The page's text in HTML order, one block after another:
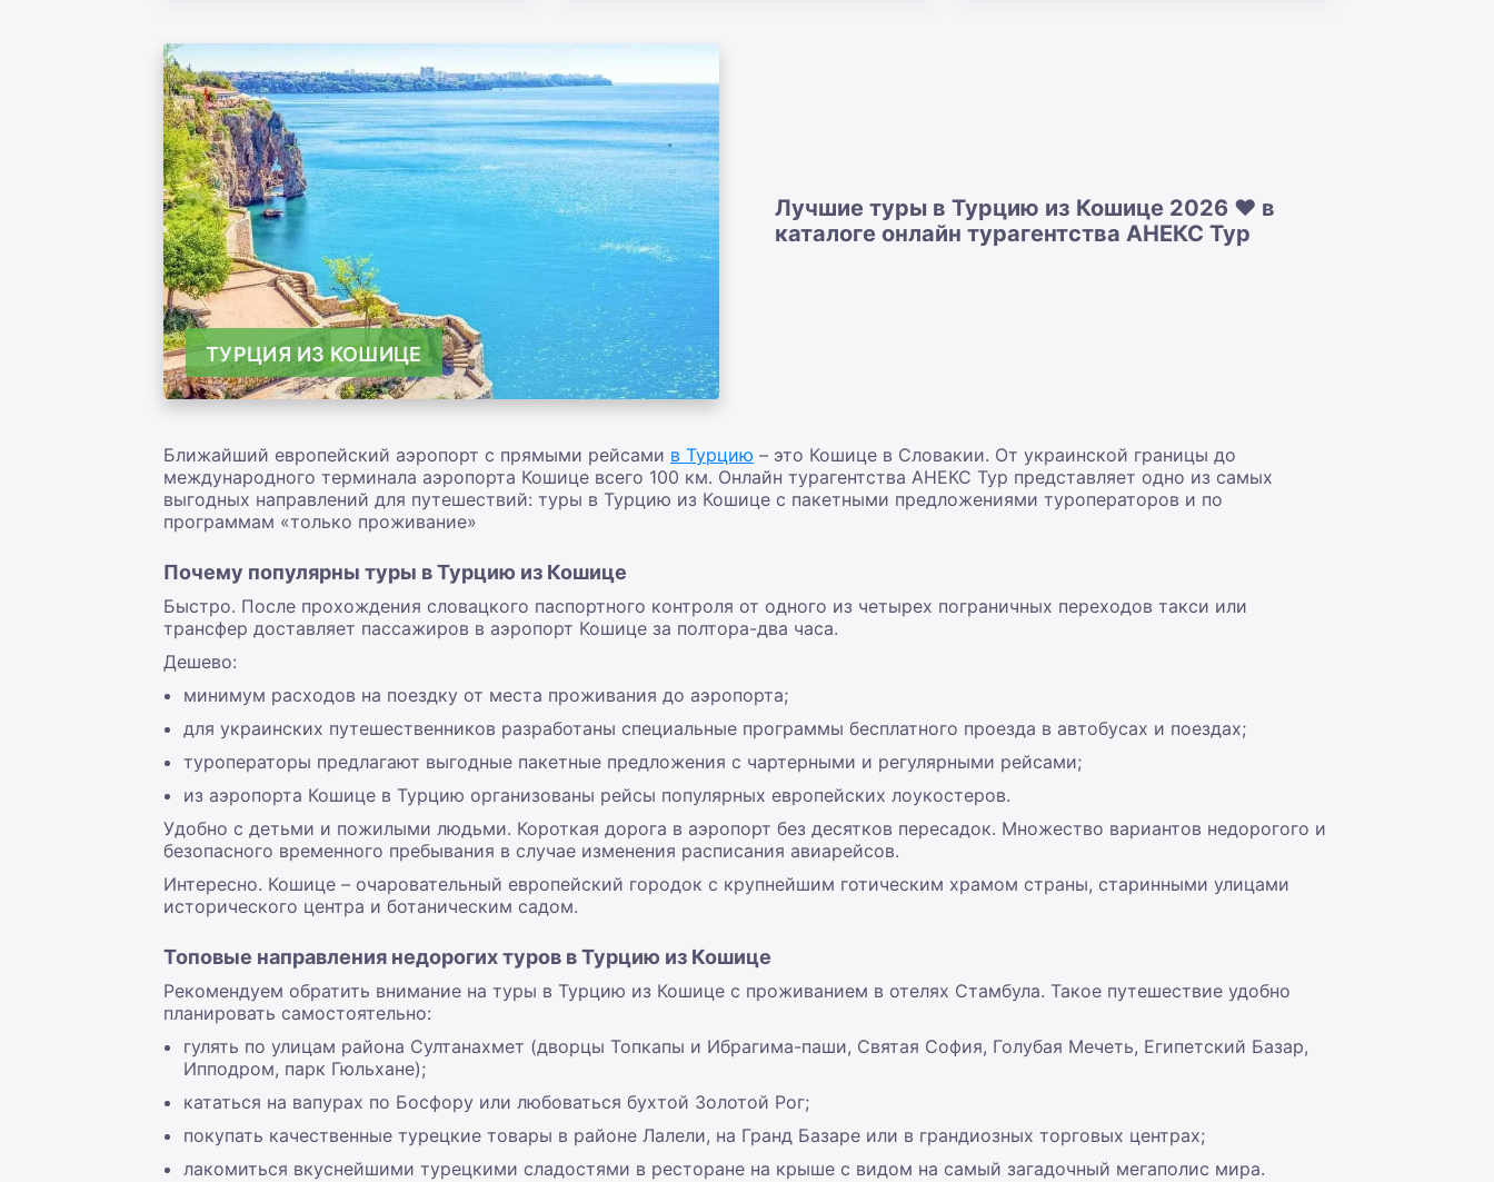
ТУРЦИЯ ИЗ КОШИЦЕ
Лучшие туры в Турцию из Кошице 2026 ❤️ в
каталоге онлайн турагентства АНЕКС Тур
Ближайший европейский аэропорт с прямыми рейсами в Турцию – это Кошице в Словакии. От украинской границы до
международного терминала аэропорта Кошице всего 100 км. Онлайн турагентства АНЕКС Тур представляет одно из самых
выгодных направлений для путешествий: туры в Турцию из Кошице с пакетными предложениями туроператоров и по
программам «только проживание»
Почему популярны туры в Турцию из Кошице
Быстро. После прохождения словацкого паспортного контроля от одного из четырех пограничных переходов такси или
трансфер доставляет пассажиров в аэропорт Кошице за полтора-два часа.
Дешево:
минимум расходов на поездку от места проживания до аэропорта;
для украинских путешественников разработаны специальные программы бесплатного проезда в автобусах и поездах;
туроператоры предлагают выгодные пакетные предложения с чартерными и регулярными рейсами;
из аэропорта Кошице в Турцию организованы рейсы популярных европейских лоукостеров.
Удобно с детьми и пожилыми людьми. Короткая дорога в аэропорт без десятков пересадок. Множество вариантов недорогого и
безопасного временного пребывания в случае изменения расписания авиарейсов.
Интересно. Кошице – очаровательный европейский городок с крупнейшим готическим храмом страны, старинными улицами
исторического центра и ботаническим садом.
Топовые направления недорогих туров в Турцию из Кошице
Рекомендуем обратить внимание на туры в Турцию из Кошице с проживанием в отелях Стамбула. Такое путешествие удобно
планировать самостоятельно:
гулять по улицам района Султанахмет (дворцы Топкапы и Ибрагима-паши, Святая София, Голубая Мечеть, Египетский Базар,
Ипподром, парк Гюльхане);
кататься на вапурах по Босфору или любоваться бухтой Золотой Рог;
покупать качественные турецкие товары в районе Лалели, на Гранд Базаре или в грандиозных торговых центрах;
лакомиться вкуснейшими турецкими сладостями в ресторане на крыше с видом на самый загадочный мегаполис мира.